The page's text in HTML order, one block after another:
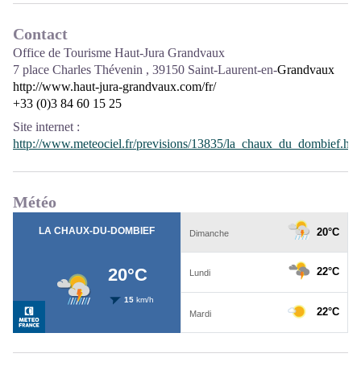
Contact
Office de Tourisme Haut-Jura Grandvaux
7 place Charles Thévenin , 39150 Saint-Laurent-en-Grandvaux
http://www.haut-jura-grandvaux.com/fr/
+33 (0)3 84 60 15 25
Site internet :
http://www.meteociel.fr/previsions/13835/
Météo